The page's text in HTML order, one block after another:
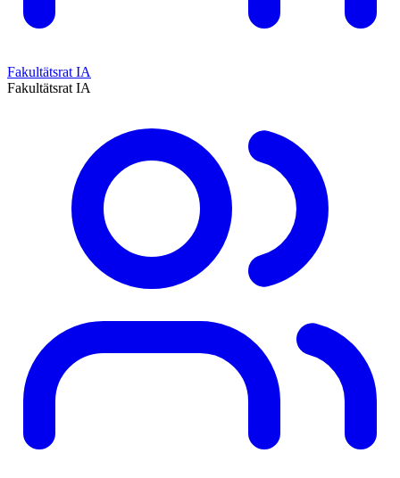
Fakultätsrat IA
Fakultätsrat IA